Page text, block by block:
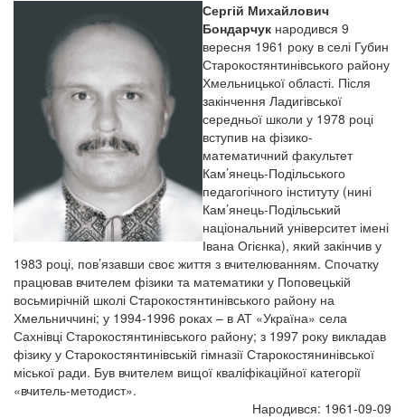
Сергій Михайлович
Бондарчук народився 9
вересня 1961 року в селі Губин
Старокостянтинівського району
Хмельницької області. Після
закінчення Ладигівської
середньої школи у 1978 році
вступив на фізико-
математичний факультет
Кам’янець-Подільського
педагогічного інституту (нині
Кам’янець-Подільський
національний університет імені
Івана Огієнка), який закінчив у
1983 році, пов’язавши своє життя з вчителюванням. Спочатку
працював вчителем фізики та математики у Поповецькій
восьмирічній школі Старокостянтинівського району на
Хмельниччині; у 1994-1996 роках – в АТ «Україна» села
Сахнівці Старокостянтинівського району; з 1997 року викладав
фізику у Старокостянтинівській гімназії Старокостянинівської
міської ради. Був вчителем вищої кваліфікаційної категорії
«вчитель-методист».
Народився: 1961-09-09